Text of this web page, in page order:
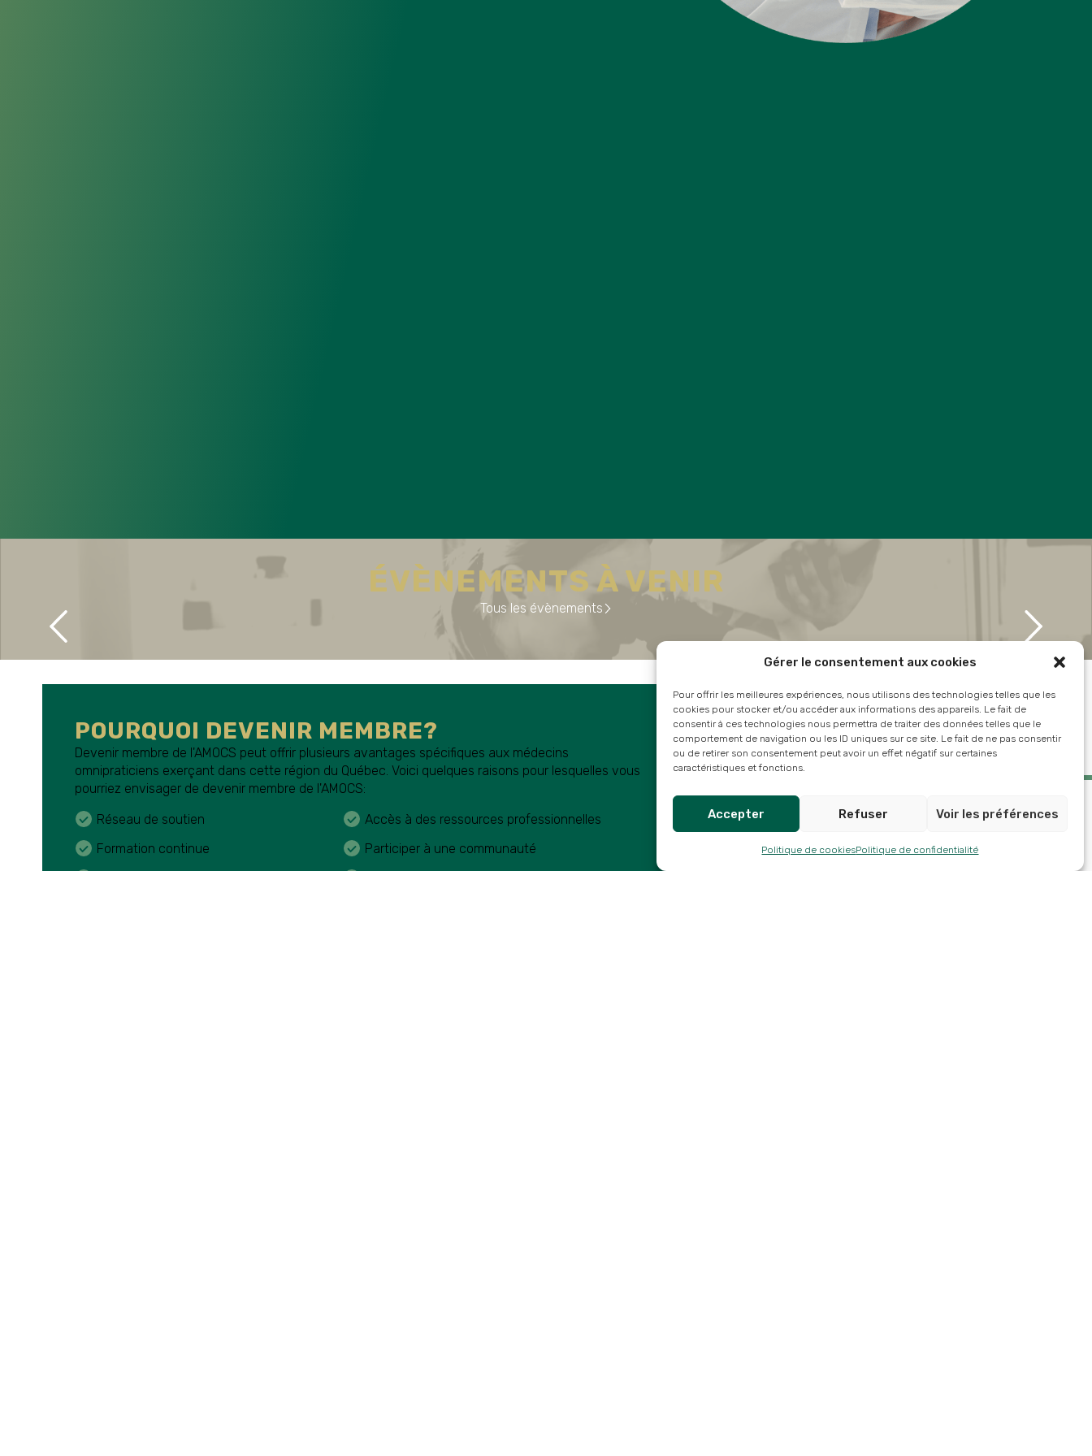
Gérer le consentement aux cookies
Pour offrir les meilleures expériences, nous utilisons des technologies telles que les
cookies pour stocker et/ou accéder aux informations des appareils. Le fait de
consentir à ces technologies nous permettra de traiter des données telles que le
comportement de navigation ou les ID uniques sur ce site. Le fait de ne pas consentir
ou de retirer son consentement peut avoir un effet négatif sur certaines
caractéristiques et fonctions.
Accepter Refuser Voir les préférences
Politique de cookiesPolitique de confidentialité
ÉVÈNEMENTS À VENIR
Tous les évènements
POURQUOI DEVENIR MEMBRE?
Devenir membre de l'AMOCS peut offrir plusieurs avantages spécifiques aux médecins
omnipraticiens exerçant dans cette région du Québec. Voici quelques raisons pour lesquelles vous
pourriez envisager de devenir membre de l'AMOCS:
Réseau de soutien
Formation continue
Accès à des ressources professionnelles
Participer à une communauté